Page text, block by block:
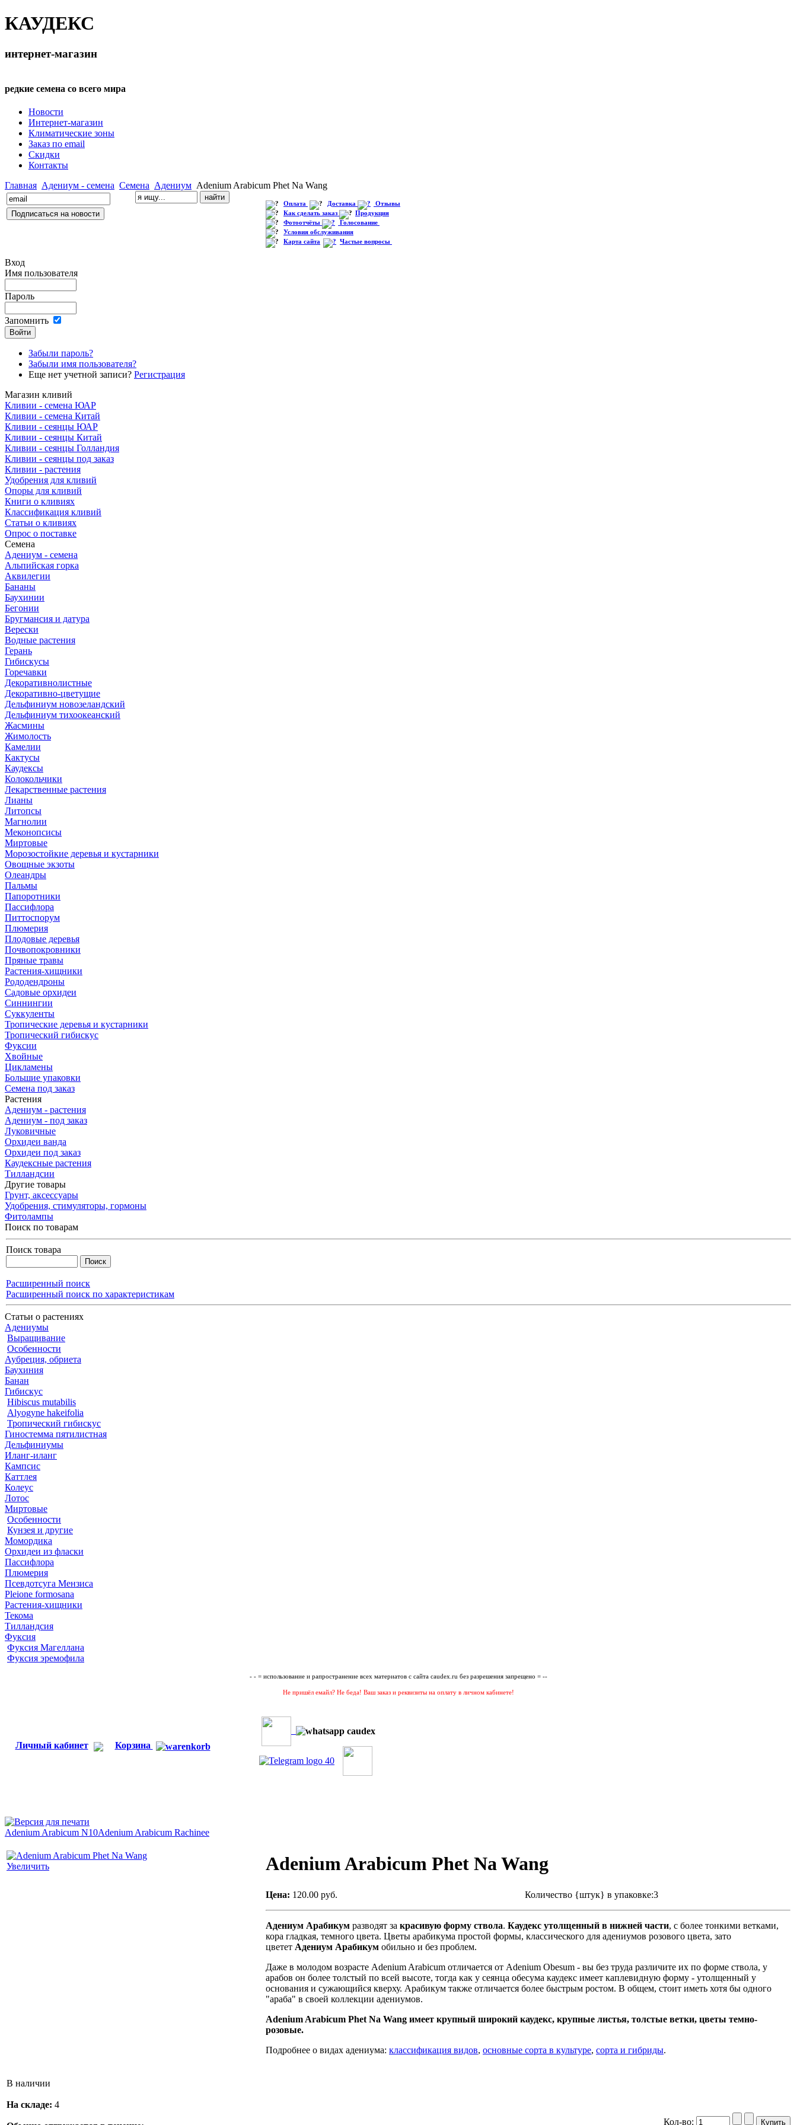
КАУДЕКС
интернет-магазин
редкие семена со всего мира
Новости
Интернет-магазин
Климатические зоны
Заказ по email
Скидки
Контакты
Главная Адениум - семена Семена Адениум Adenium Arabicum Phet Na Wang
Оплата Доставка
Отзывы
Как сделать заказ
Продукция
Фотоотчёты
Голосование
Условия обслуживания
Карта сайта
Частые вопросы
Вход
Имя пользователя
Пароль
Запомнить
Забыли пароль?
Забыли имя пользователя?
Еще нет учетной записи? Регистрация
Магазин кливий
Кливии - семена ЮАР
Кливии - семена Китай
Кливии - сеянцы ЮАР
Кливии - сеянцы Китай
Кливии - сеянцы Голландия
Кливии - сеянцы под заказ
Кливии - растения
Удобрения для кливий
Опоры для кливий
Книги о кливиях
Классификация кливий
Статьи о кливиях
Опрос о поставке
Семена
Адениум - семена
Альпийская горка
Аквилегии
Бананы
Баухинии
Бегонии
Бругмансия и датура
Верески
Водные растения
Герань
Гибискусы
Горечавки
Декоративнолистные
Декоративно-цветущие
Дельфиниум новозеландский
Дельфиниум тихоокеанский
Жасмины
Жимолость
Камелии
Кактусы
Каудексы
Колокольчики
Лекарственные растения
Лианы
Литопсы
Магнолии
Меконопсисы
Миртовые
Морозостойкие деревья и кустарники
Овощные экзоты
Олеандры
Пальмы
Папоротники
Пассифлора
Питтоспорум
Плюмерия
Плодовые деревья
Почвопокровники
Пряные травы
Растения-хищники
Рододендроны
Садовые орхидеи
Синнингии
Суккуленты
Тропические деревья и кустарники
Тропический гибискус
Фуксии
Хвойные
Цикламены
Большие упаковки
Семена под заказ
Растения
Адениум - растения
Адениум - под заказ
Луковичные
Орхидеи ванда
Орхидеи под заказ
Каудексные растения
Тилландсии
Другие товары
Грунт, аксессуары
Удобрения, стимуляторы, гормоны
Фитолампы
Поиск по товарам
Поиск товара
Расширенный поиск
Расширенный поиск по характеристикам
Статьи о растениях
Адениумы
Выращивание
Особенности
Аубреция, обриета
Баухиния
Банан
Гибискус
Hibiscus mutabilis
Alyogyne hakeifolia
Тропический гибискус
Гиностемма пятилистная
Дельфиниумы
Иланг-иланг
Кампсис
Каттлея
Колеус
Лотос
Миртовые
Особенности
Кунзея и другие
Момордика
Орхидеи из фласки
Пассифлора
Плюмерия
Псевдотсуга Мензиса
Pleione formosana
Растения-хищники
Текома
Тилландсия
Фуксия
Фуксия Магеллана
Фуксия эремофила
- - = использование и рапространение всех материатов с сайта caudex.ru без разрешения запрещено = --
Не пришёл емайл? Не беда! Ваш заказ и реквизиты на оплату в личном кабинете!
Личный кабинет Корзина
Adenium Arabicum N10Adenium Arabicum Rachinee
Увеличить Adenium Arabicum Phet Na Wang
Цена: 120.00 руб. Количество {штук} в упаковке:3
Адениум Арабикум разводят за красивую форму ствола. Каудекс утолщенный в нижней части, с более тонкими ветками,
кора гладкая, темного цвета. Цветы арабикума простой формы, классического для адениумов розового цвета, зато
цветет Адениум Арабикум обильно и без проблем.
Даже в молодом возрасте Adenium Arabicum отличается от Adenium Obesum - вы без труда различите их по форме ствола, у
арабов он более толстый по всей высоте, тогда как у сеянца обесума каудекс имеет каплевидную форму - утолщенный у
основания и сужающийся кверху. Арабикум также отличается более быстрым ростом. В общем, стоит иметь хотя бы одного
"араба" в своей коллекции адениумов.
Adenium Arabicum Phet Na Wang имеет крупный широкий каудекс, крупные листья, толстые ветки, цветы темно-
розовые.
Подробнее о видах адениума: классификация видов, основные сорта в культуре, сорта и гибриды.
В наличии
На складе: 4
Кол-во: